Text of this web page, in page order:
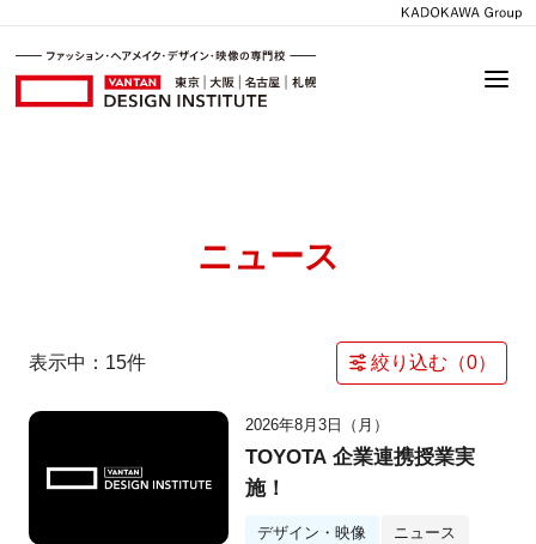
ニュース
表示中： 15件 絞り込む（0）
2026年8月3日（月）
TOYOTA 企業連携授業実
施！
デザイン・映像 ニュース